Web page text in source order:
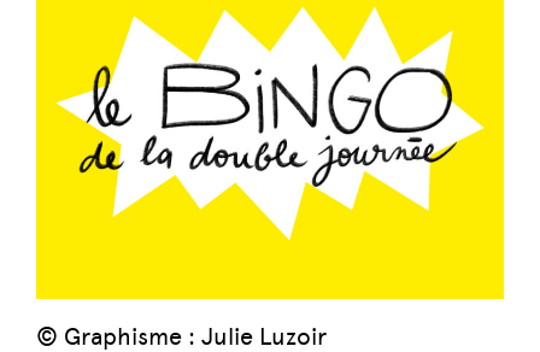
© Graphisme : Julie Luzoir